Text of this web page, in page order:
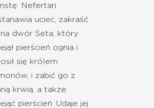
Nefertari
uciec, zakraść
na dwór Seta, który
pierścień ognia i
się królem
i zabić go z
krwią, a także
pierścień. Udaje jej